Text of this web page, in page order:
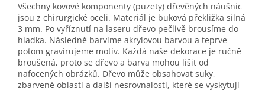
Všechny kovové komponenty (puzety) dřevěných náušnic
jsou z chirurgické oceli. Materiál je buková překližka silná
3 mm. Po vyříznutí na laseru dřevo pečlivě brousíme do
hladka. Následně barvíme akrylovou barvou a teprve
potom gravírujeme motiv. Každá naše dekorace je ručně
broušená, proto se dřevo a barva mohou lišit od
nafocených obrázků. Dřevo může obsahovat suky,
zbarvené oblasti a další nesrovnalosti, které se vyskytují